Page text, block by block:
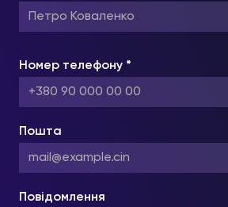
Номер телефону *
Пошта
Повідомлення